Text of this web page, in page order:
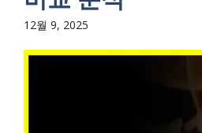
12월 9, 2025